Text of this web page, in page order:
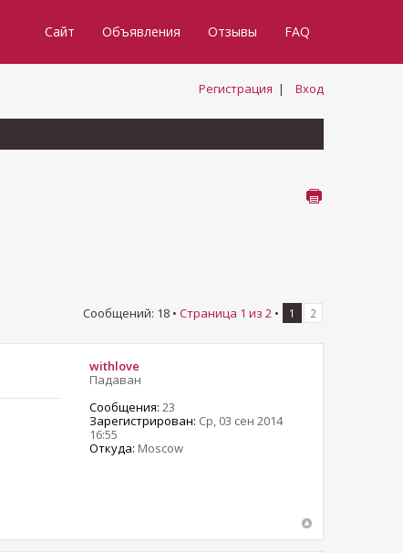
Сайт Объявления Отзывы FAQ
Регистрация | Вход
Сообщений: 18 • Страница 1 из 2 • 1 2
withlove
Падаван
Сообщения: 23
Зарегистрирован: Ср, 03 сен 2014
16:55
Откуда: Moscow